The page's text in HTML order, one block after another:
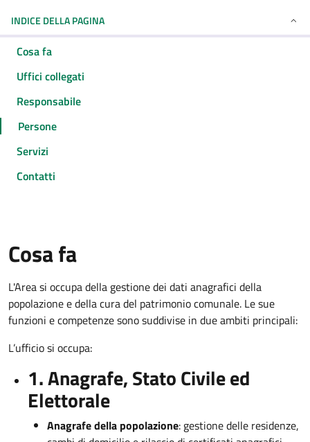
INDICE DELLA PAGINA
Cosa fa
Uffici collegati
Responsabile
Persone
Servizi
Contatti
Cosa fa
L'Area si occupa della gestione dei dati anagrafici della
popolazione e della cura del patrimonio comunale. Le sue
funzioni e competenze sono suddivise in due ambiti principali:
L’ufficio si occupa:
1. Anagrafe, Stato Civile ed
Elettorale
Anagrafe della popolazione: gestione delle residenze,